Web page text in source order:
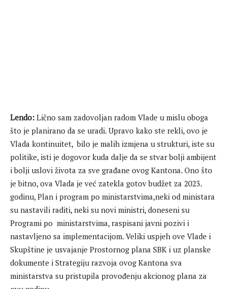
Lendo: Lično sam zadovoljan radom Vlade u mislu oboga
što je planirano da se uradi. Upravo kako ste rekli, ovo je
Vlada kontinuitet, bilo je malih izmjena u strukturi, iste su
politike, isti je dogovor kuda dalje da se stvar bolji ambijent
i bolji uslovi života za sve građane ovog Kantona. Ono što
je bitno, ova Vlada je već zatekla gotov budžet za 2023.
godinu, Plan i program po ministarstvima,neki od ministara
su nastavili raditi, neki su novi ministri, doneseni su
Programi po ministarstvima, raspisani javni pozivi i
nastavljeno sa implementacijom. Veliki uspjeh ove Vlade i
Skupštine je usvajanje Prostornog plana SBK i uz planske
dokumente i Strategiju razvoja ovog Kantona sva
ministarstva su pristupila provođenju akcionog plana za